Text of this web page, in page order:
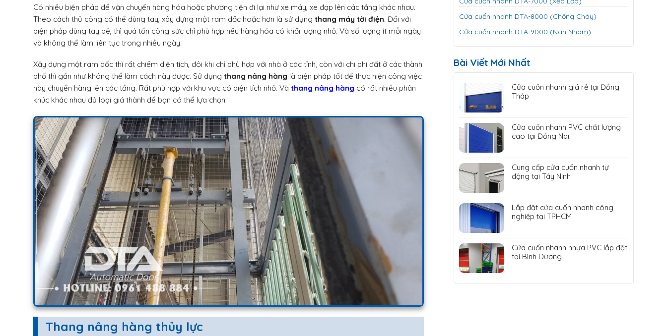
Có nhiều biện pháp để vận chuyển hàng hóa hoặc phương tiện đi lại như xe máy, xe đạp lên các tầng khác nhau.
Theo cách thủ công có thể dùng tay, xây dựng một ram dốc hoặc hơn là sử dụng thang máy tời điện. Đối với
biện pháp dùng tay bê, thì quá tốn công sức chỉ phù hợp nếu hàng hóa có khối lượng nhỏ. Và số lượng ít mỗi ngày
và không thể làm liên tục trong nhiều ngày.
Xây dựng một ram dốc thì rất chiếm diện tích, đôi khi chỉ phù hợp với nhà ở các tỉnh, còn với chi phí đất ở các thành
phố thì gần như không thể làm cách này được. Sử dụng thang nâng hàng là biện pháp tốt để thực hiện công việc
này chuyển hàng lên các tầng. Rất phù hợp với khu vực có diện tích nhỏ. Và thang nâng hàng có rất nhiều phân
khúc khác nhau đủ loại giá thành để bạn có thể lựa chọn.
Thang nâng hàng thủy lực
Cửa cuốn nhanh DTA-8000 (Chống Cháy)
Cửa cuốn nhanh DTA-9000 (Nan Nhôm)
Bài Viết Mới Nhất
Cửa cuốn nhanh giá rẻ tại Đồng
Tháp
Cửa cuốn nhanh PVC chất lượng
cao tại Đồng Nai
Cung cấp cửa cuốn nhanh tự
động tại Tây Ninh
Lắp đặt cửa cuốn nhanh công
nghiệp tại TPHCM
Cửa cuốn nhanh nhựa PVC lắp đặt
tại Bình Dương